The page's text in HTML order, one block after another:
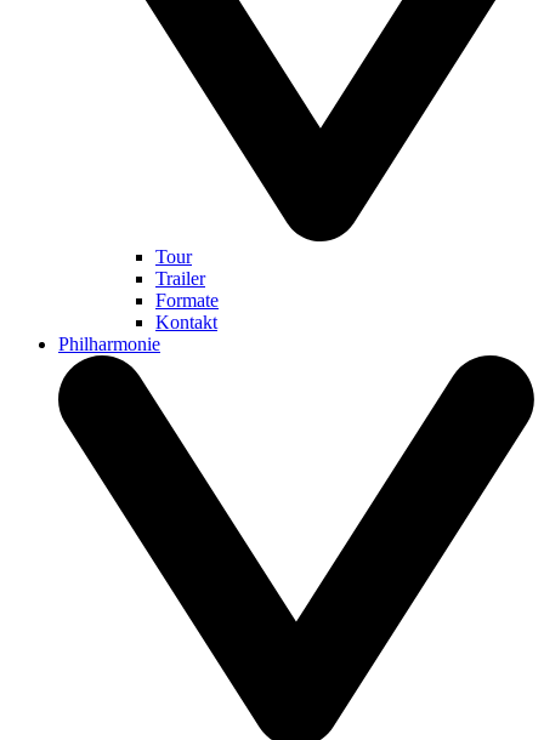
Tour
Trailer
Formate
Kontakt
Philharmonie